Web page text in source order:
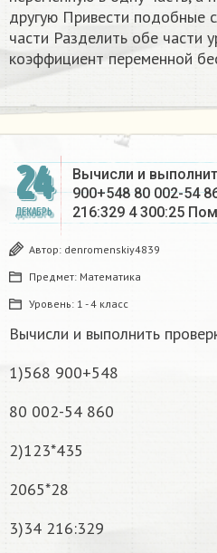
другую Привести подобные
части Разделить обе части
коэффициент переменной
24
ДЕКАБРЬ
Вычисли и
900+548 80 002-54
216:329 4 300:25
Автор: denromenskiy4839
Предмет: Математика
Уровень: 1 - 4 класс
Вычисли и выполнить
1)568 900+548
80 002-54 860
2)123*435
2065*28
3)34 216:329